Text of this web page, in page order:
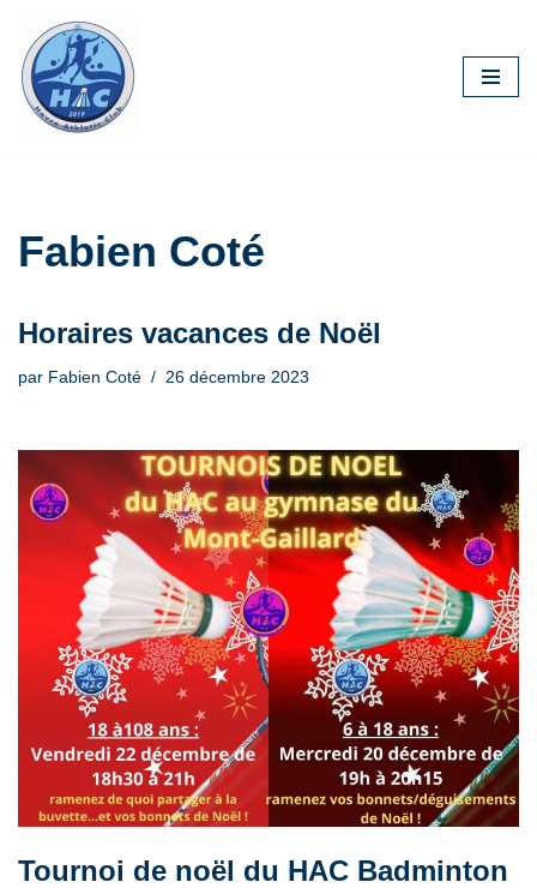
Aller
au
contenu
Fabien Coté
Horaires vacances de Noël
par Fabien Coté 26 décembre 2023
Tournoi de noël du HAC Badminton